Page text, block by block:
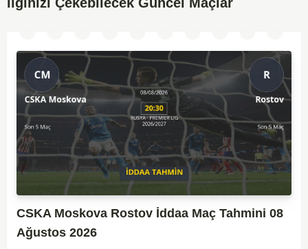
CSKA Moskova Rostov İddaa Maç Tahmini 08
Ağustos 2026